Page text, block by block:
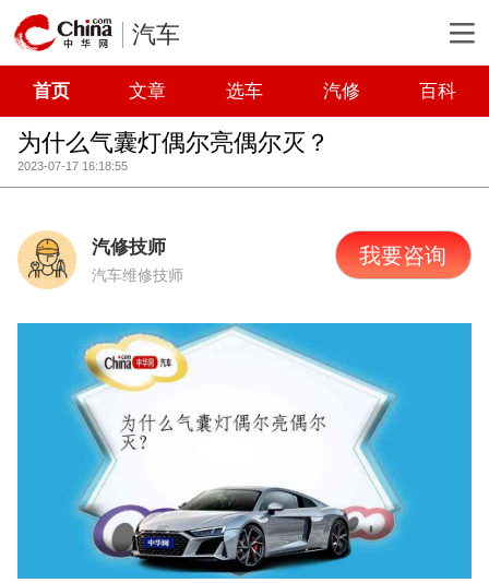
汽车
首页 文章 选车 汽修 百科
为什么气囊灯偶尔亮偶尔灭？
2023-07-17 16:18:55
汽修技师
汽车维修技师
我要咨询